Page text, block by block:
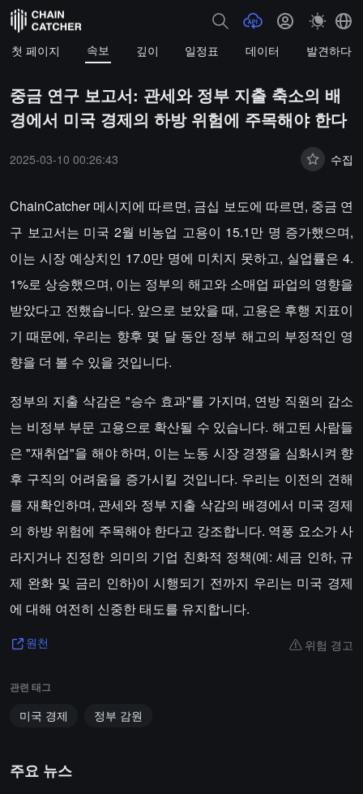
첫 페이지 속보 깊이 일정표 데이터 발견하다
중금 연구 보고서: 관세와 정부 지출 축소의 배
경에서 미국 경제의 하방 위험에 주목해야 한다
2025-03-10 00:26:43 수집
ChainCatcher 메시지에 따르면, 금십 보도에 따르면, 중금 연
구 보고서는 미국 2월 비농업 고용이 15.1만 명 증가했으며,
이는 시장 예상치인 17.0만 명에 미치지 못하고, 실업률은 4.
1%로 상승했으며, 이는 정부의 해고와 소매업 파업의 영향을
받았다고 전했습니다. 앞으로 보았을 때, 고용은 후행 지표이
기 때문에, 우리는 향후 몇 달 동안 정부 해고의 부정적인 영
향을 더 볼 수 있을 것입니다.
정부의 지출 삭감은 "승수 효과"를 가지며, 연방 직원의 감소
는 비정부 부문 고용으로 확산될 수 있습니다. 해고된 사람들
은 "재취업"을 해야 하며, 이는 노동 시장 경쟁을 심화시켜 향
후 구직의 어려움을 증가시킬 것입니다. 우리는 이전의 견해
를 재확인하며, 관세와 정부 지출 삭감의 배경에서 미국 경제
의 하방 위험에 주목해야 한다고 강조합니다. 역풍 요소가 사
라지거나 진정한 의미의 기업 친화적 정책(예: 세금 인하, 규
제 완화 및 금리 인하)이 시행되기 전까지 우리는 미국 경제
에 대해 여전히 신중한 태도를 유지합니다.
원천 위험 경고
관련 태그
미국 경제 정부 감원
주요 뉴스